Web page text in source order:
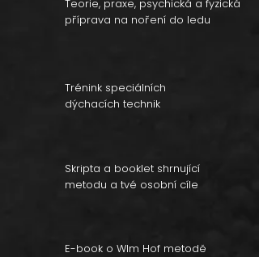
Teorie, praxe, psychická a fyzická
příprava na noření do ledu
Trénink speciálních
dýchacích technik
Skripta a booklet shrnující
metodu a tvé osobní cíle
E-book o WIm Hof metodě